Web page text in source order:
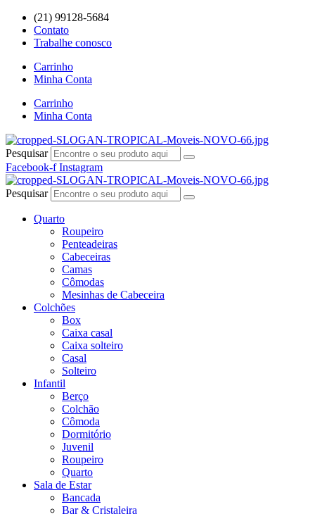
para
(21) 99128-5684
Contato
Trabalhe conosco
Carrinho
Minha Conta
Carrinho
Minha Conta
Pesquisar
Facebook-f Instagram
Pesquisar
Quarto
Roupeiro
Penteadeiras
Cabeceiras
Camas
Cômodas
Mesinhas de Cabeceira
Colchões
Box
Caixa casal
Caixa solteiro
Casal
Solteiro
Infantil
Berço
Colchão
Cômoda
Dormitório
Juvenil
Roupeiro
Quarto
Sala de Estar
Bancada
Bar & Cristaleira